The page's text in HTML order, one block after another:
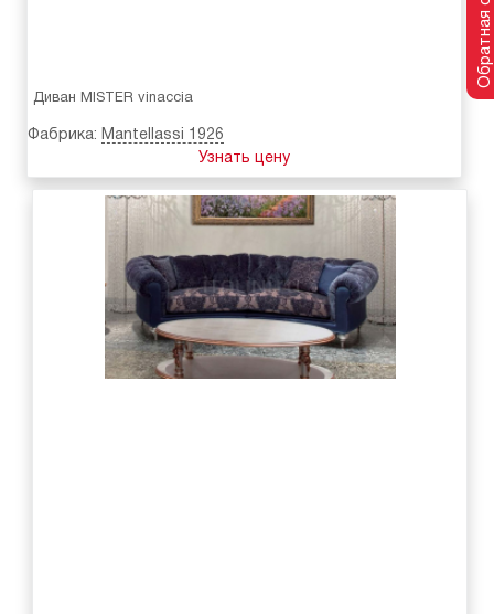
Диван MISTER vinaccia
Фабрика: Mantellassi 1926
Узнать цену